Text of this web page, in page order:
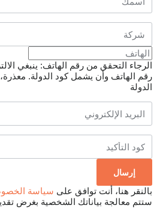
الرجاء التحقق من رقم الهاتف: ينبغي
رقم الهاتف وأن يشمل كود الدولة.
الدولة
بالنقر هنا، أنت توافق على سياسة
ستتم معالجة بياناتك الشخصية بغرض